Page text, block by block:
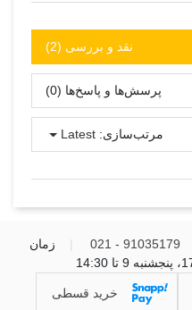
نقد و بررسی‌‌ (2)
پرسش‌ها و پاسخ‌ها (0)
مرتب‌سازی: Latest
91035179 - 021
زمان
خرید قسطی